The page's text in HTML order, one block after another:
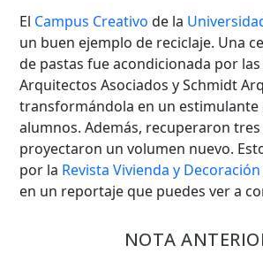
El Campus Creativode la
un buen ejemplo de reciclaje. Una
de pastas fue acondicionada por
Arquitectos Asociados y Schmidt
transformándola en un
alumnos. Además, recuperaron tres
proyectaron un volumen nuevo.
por la Revista Vivienda y
en un reportaje que puedes ver a
NOTA
Búsqueda Avanzada
Carrera